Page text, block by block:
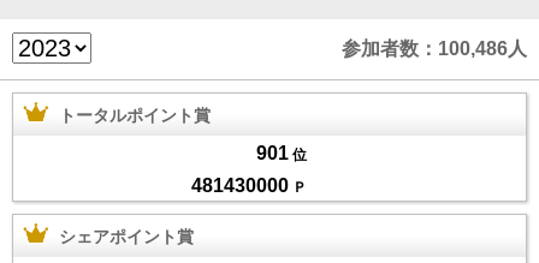
参加者数：100,486人
トータルポイント賞
901 位
481430000 Ｐ
シェアポイント賞